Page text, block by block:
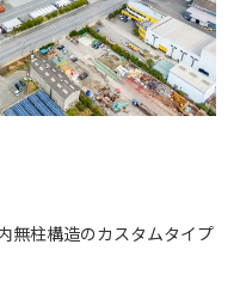
無柱構造のカスタムタイプ